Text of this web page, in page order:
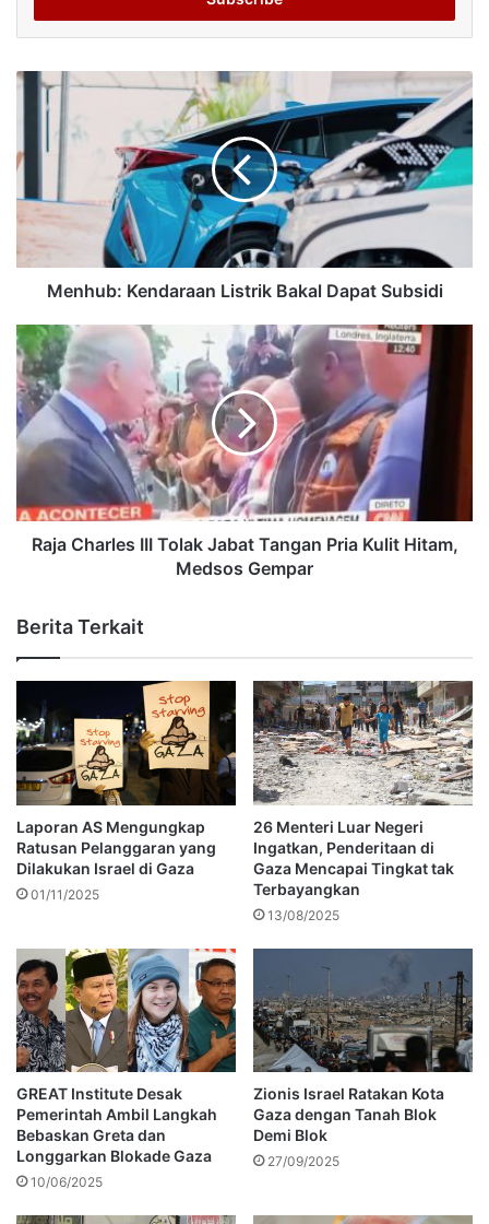
Menhub: Kendaraan Listrik Bakal Dapat Subsidi
Raja Charles III Tolak Jabat Tangan Pria Kulit Hitam,
Medsos Gempar
Berita Terkait
Laporan AS Mengungkap
Ratusan Pelanggaran yang
Dilakukan Israel di Gaza
01/11/2025
26 Menteri Luar Negeri
Ingatkan, Penderitaan di
Gaza Mencapai Tingkat tak
Terbayangkan
13/08/2025
GREAT Institute Desak
Pemerintah Ambil Langkah
Bebaskan Greta dan
Longgarkan Blokade Gaza
10/06/2025
Zionis Israel Ratakan Kota
Gaza dengan Tanah Blok
Demi Blok
27/09/2025